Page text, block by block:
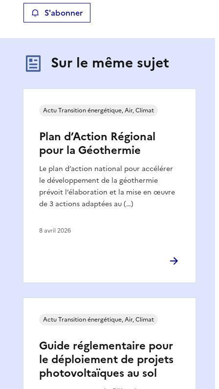
S'abonner
Sur le même sujet
Plan d’Action Régional
pour la Géothermie
Le plan d’action national pour accélérer
le développement de la géothermie
prévoit l’élaboration et la mise en œuvre
de 3 actions adaptées au (…)
Actu Transition énergétique, Air, Climat
8 avril 2026
Guide réglementaire pour
le déploiement de projets
photovoltaïques au sol
Actu Transition énergétique, Air, Climat